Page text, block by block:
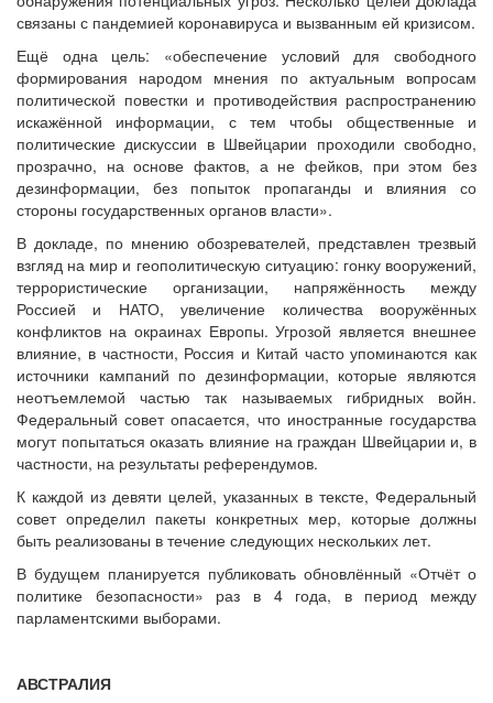
связаны с пандемией коронавируса и вызванным ей кризисом.
Ещё одна цель: «обеспечение условий для свободного
формирования народом мнения по актуальным вопросам
политической повестки и противодействия распространению
искажённой информации, с тем чтобы общественные и
политические дискуссии в Швейцарии проходили свободно,
прозрачно, на основе фактов, а не фейков, при этом без
дезинформации, без попыток пропаганды и влияния со
стороны государственных органов власти».
В докладе, по мнению обозревателей, представлен трезвый
взгляд на мир и геополитическую ситуацию: гонку вооружений,
террористические организации, напряжённость между
Россией и НАТО, увеличение количества вооружённых
конфликтов на окраинах Европы. Угрозой является внешнее
влияние, в частности, Россия и Китай часто упоминаются как
источники кампаний по дезинформации, которые являются
неотъемлемой частью так называемых гибридных войн.
Федеральный совет опасается, что иностранные государства
могут попытаться оказать влияние на граждан Швейцарии и, в
частности, на результаты референдумов.
К каждой из девяти целей, указанных в тексте, Федеральный
совет определил пакеты конкретных мер, которые должны
быть реализованы в течение следующих нескольких лет.
В будущем планируется публиковать обновлённый «Отчёт о
политике безопасности» раз в 4 года, в период между
парламентскими выборами.
АВСТРАЛИЯ